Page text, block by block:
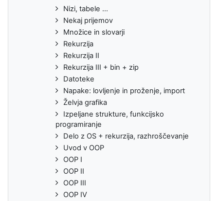
Nizi, tabele ...
Nekaj prijemov
Množice in slovarji
Rekurzija
Rekurzija II
Rekurzija III + bin + zip
Datoteke
Napake: lovljenje in proženje, import
Želvja grafika
Izpeljane strukture, funkcijsko
programiranje
Delo z OS + rekurzija, razhroščevanje
Uvod v OOP
OOP I
OOP II
OOP III
OOP IV